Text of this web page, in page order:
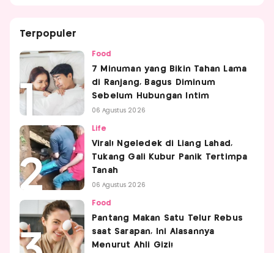
Terpopuler
Food
7 Minuman yang Bikin Tahan Lama
di Ranjang, Bagus Diminum
Sebelum Hubungan Intim
06 Agustus 2026
Life
Viral! Ngeledek di Liang Lahad,
Tukang Gali Kubur Panik Tertimpa
Tanah
06 Agustus 2026
Food
Pantang Makan Satu Telur Rebus
saat Sarapan, Ini Alasannya
Menurut Ahli Gizi!